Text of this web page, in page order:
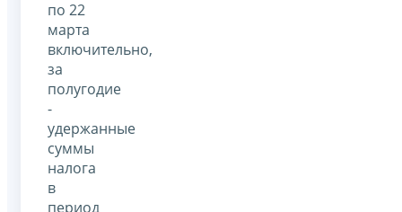
по 22
марта
включительно,
за
полугодие
-
удержанные
суммы
налога
в
период